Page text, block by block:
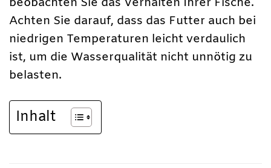
beobachten Sie das Verhalten Ihrer Fische.
Achten Sie darauf, dass das Futter auch bei
niedrigen Temperaturen leicht verdaulich
ist, um die Wasserqualität nicht unnötig zu
belasten.
Inhalt